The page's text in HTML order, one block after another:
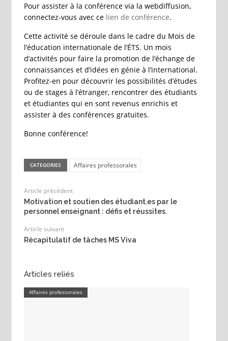
Pour assister à la conférence via la webdiffusion,
connectez-vous avec ce lien de conférence.
Cette activité se déroule dans le cadre du Mois de
l’éducation internationale de l’ÉTS. Un mois
d’activités pour faire la promotion de l’échange de
connaissances et d’idées en génie à l’international.
Profitez-en pour découvrir les possibilités d’études
ou de stages à l’étranger, rencontrer des étudiants
et étudiantes qui en sont revenus enrichis et
assister à des conférences gratuites.
Bonne conférence!
CATEGORIES Affaires professorales
Article précédent
Motivation et soutien des étudiant.es par le
personnel enseignant : défis et réussites.
Article suivant
Récapitulatif de tâches MS Viva
Articles reliés
Affaires professorales